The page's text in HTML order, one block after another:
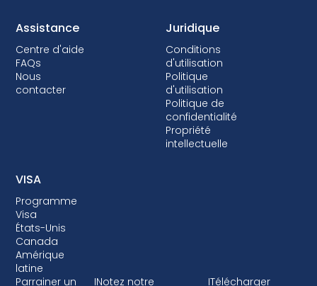
Assistance
Centre d'aide
FAQs
Nous
contacter
Juridique
Conditions
d'utilisation
Politique
d'utilisation
Politique de
confidentialité
Propriété
intellectuelle
VISA
Programme
Visa
États-Unis
Canada
Amérique
latine
Parrainer un
INotez notre ITélécharger